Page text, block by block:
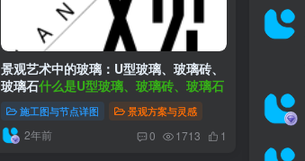
景观艺术中的玻璃：U型玻璃、玻璃砖、
玻璃石什么是U型玻璃、玻璃砖、玻璃石
施工图与节点详图 景观方案与灵感
2年前 0 1713 1